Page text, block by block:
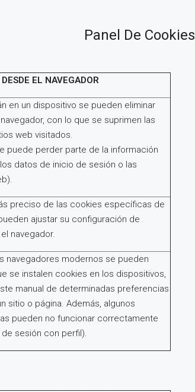
Panel De Cookies
EL NAVEGADOR
en un dispositivo se pueden eliminar
con lo que se suprimen las
web visitados.
puede perder parte de la información
datos de inicio de sesión o las
preciso de las cookies específicas de
ajustar su configuración de
navegador.
navegadores modernos se pueden
se instalen cookies en los dispositivos,
manual de determinadas preferencias
sitio o página. Además, algunos
pueden no funcionar correctamente
sesión con perfil).